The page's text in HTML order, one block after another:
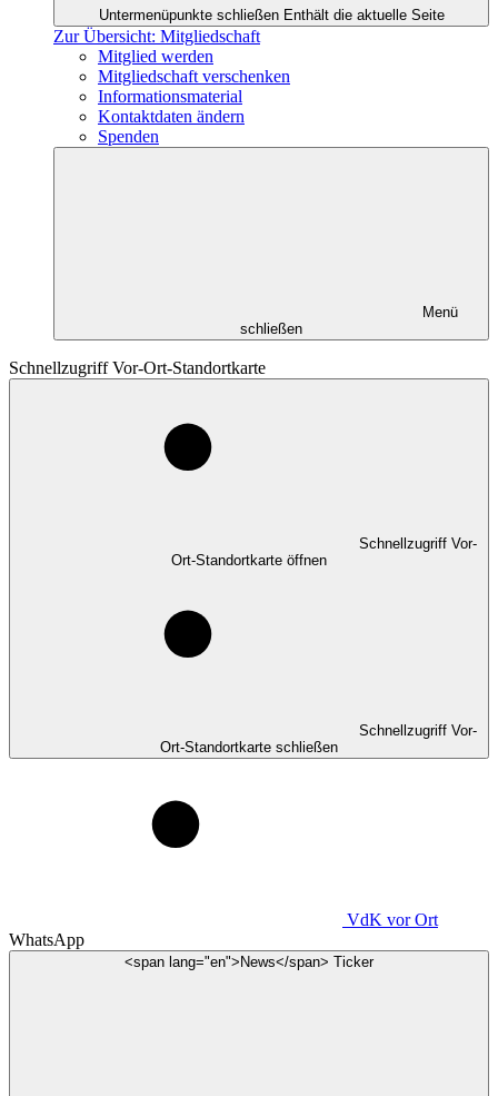
Untermenüpunkte schließen Enthält die aktuelle Seite
Zur Übersicht: Mitgliedschaft
Mitglied werden
Mitgliedschaft verschenken
Informationsmaterial
Kontaktdaten ändern
Spenden
Menü
schließen
Schnellzugriff Vor-Ort-Standortkarte
Schnellzugriff Vor-
Ort-Standortkarte öffnen
Schnellzugriff Vor-
Ort-Standortkarte schließen
VdK vor Ort
WhatsApp
<span lang="en">News</span> Ticker